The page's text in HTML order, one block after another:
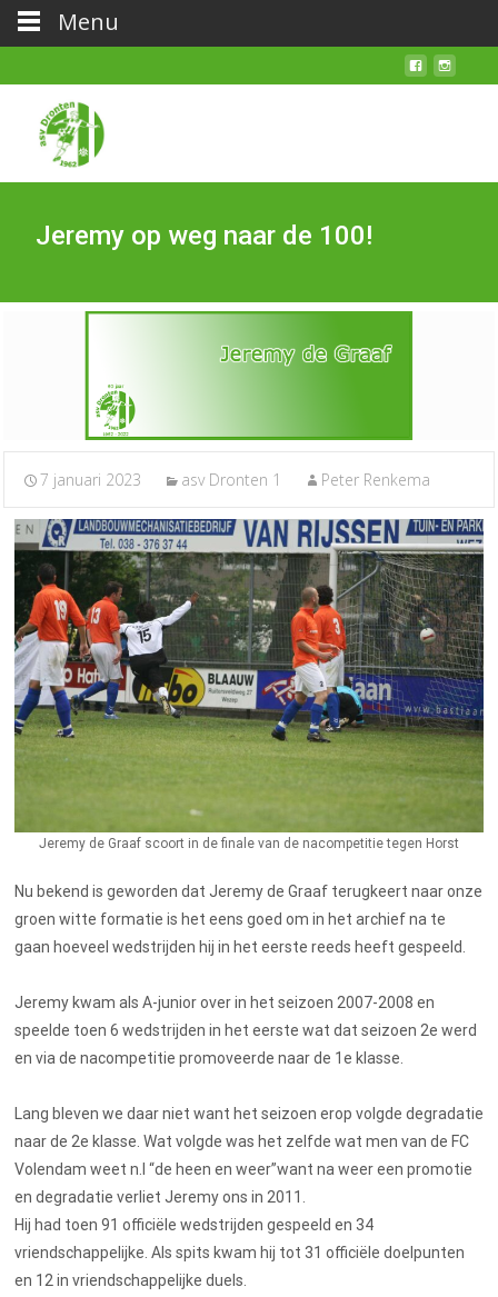
Jeremy op weg naar de 100!
7 januari 2023 asv Dronten 1 Peter Renkema
Jeremy de Graaf scoort in de finale van de nacompetitie tegen Horst
Nu bekend is geworden dat Jeremy de Graaf terugkeert naar onze
groen witte formatie is het eens goed om in het archief na te
gaan hoeveel wedstrijden hij in het eerste reeds heeft gespeeld.
Jeremy kwam als A-junior over in het seizoen 2007-2008 en
speelde toen 6 wedstrijden in het eerste wat dat seizoen 2e werd
en via de nacompetitie promoveerde naar de 1e klasse.
Lang bleven we daar niet want het seizoen erop volgde degradatie
naar de 2e klasse. Wat volgde was het zelfde wat men van de FC
Volendam weet n.l “de heen en weer”want na weer een promotie
en degradatie verliet Jeremy ons in 2011.
Hij had toen 91 officiële wedstrijden gespeeld en 34
vriendschappelijke. Als spits kwam hij tot 31 officiële doelpunten
en 12 in vriendschappelijke duels.
Menu